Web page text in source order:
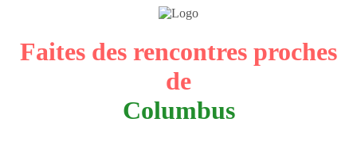
Faites des rencontres proches
de
Columbus